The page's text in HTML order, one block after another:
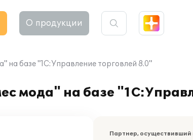
О продукции
базе "1С:Управление торговлей 8.0"
мода" на базе
Партнер,